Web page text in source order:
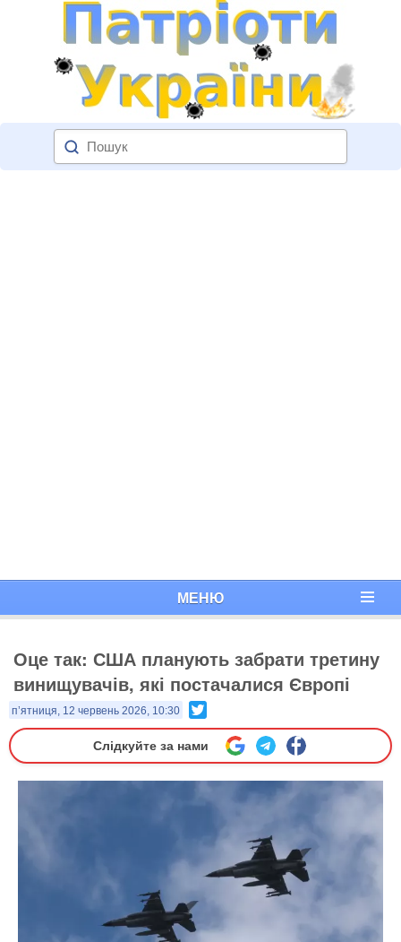
МЕНЮ
Оце так: США планують забрати третину
винищувачів, які постачалися Європі
п’ятниця, 12 червень 2026, 10:30
Слідкуйте за нами